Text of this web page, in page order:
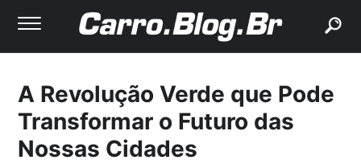
A Revolução Verde que Pode
Transformar o Futuro das
Nossas Cidades